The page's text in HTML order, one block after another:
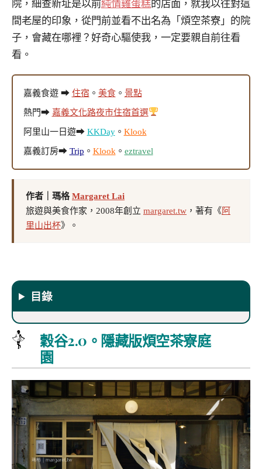
院，細查新址是以前純情雞蛋糕的店面，就我以往對這
間老屋的印象，從門前並看不出名為「煩空茶寮」的院
子，會藏在哪裡？好奇心驅使我，一定要親自前往看
看。
嘉義食遊 ➡ 住宿 。 美食。 景點
熱門➡ 嘉義文化路夜市住宿首選
阿里山一日遊➡ KKDay。 Klook
嘉義訂房➡ Trip 。 Klook 。 eztravel
作者｜瑪格Margaret Lai
旅遊與美食作家，2008年創立 margaret.tw ，著有《阿
里山出杯》。
目錄
穀谷2.0。隱藏版煩空茶寮庭
園